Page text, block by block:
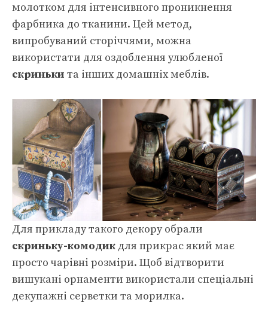
молотком для інтенсивного проникнення
фарбника до тканини. Цей метод,
випробуваний сторіччями, можна
використати для оздоблення улюбленої
скриньки та інших домашніх меблів.
Для прикладу такого декору обрали
скриньку-комодик для прикрас який має
просто чарівні розміри. Щоб відтворити
вишукані орнаменти використали спеціальні
декупажні серветки та морилка.